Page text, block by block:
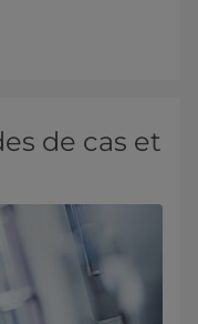
de cas et